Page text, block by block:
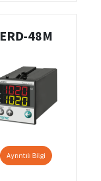
ERD-48M
Ayrıntılı Bilgi